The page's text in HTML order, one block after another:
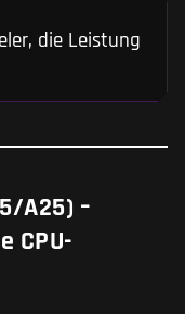
die Leistung
A25) –
CPU-